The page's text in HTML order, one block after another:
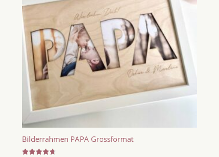
Bilderrahmen PAPA Grossformat